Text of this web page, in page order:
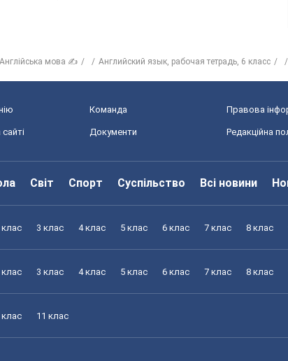
Англійська мова ✍ Английский язык, рабочая тетрадь, 6 класс
Команда Правова
Документи Редакційна
Світ Спорт Суспільство Всі новини
клас 3 клас 4 клас 5 клас 6 клас 7 клас 8 клас
клас 3 клас 4 клас 5 клас 6 клас 7 клас 8 клас
клас 11 клас